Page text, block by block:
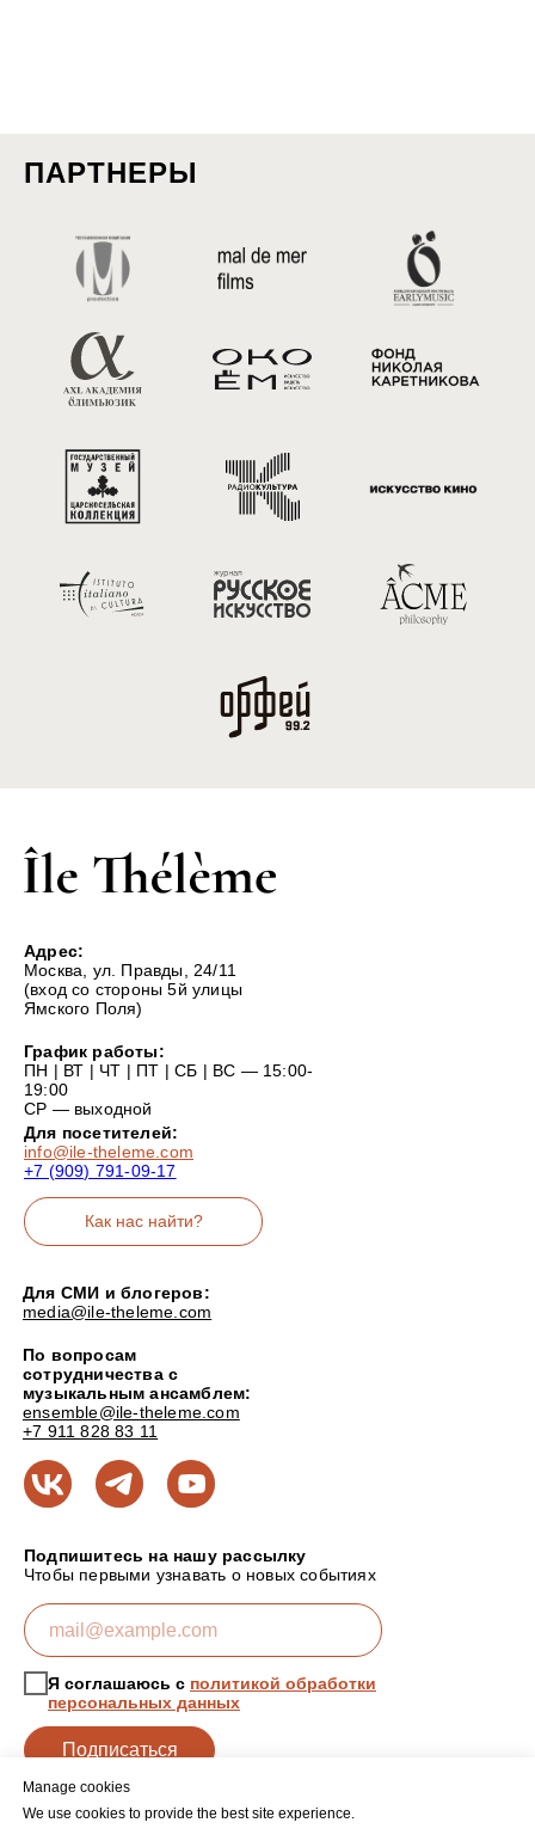
ПАРТНЕРЫ
Manage cookies
We use cookies to provide the best site experience.
Адрес:
Москва, ул. Правды, 24/11
(вход со стороны 5й улицы
Ямского Поля)
График работы:
ПН | ВТ | ЧТ | ПТ | СБ | ВС — 15:00-
19:00
СР — выходной
Для посетителей:
info@ile-theleme.com
+7 (909) 791-09-17
Для СМИ и блогеров:
media@ile-theleme.com
Подпишитесь на нашу рассылку
Чтобы первыми узнавать о новых событиях
По вопросам
сотрудничества с
музыкальным ансамблем:
ensemble@ile-theleme.com
+7 911 828 83 11
Политика обработки персональных данных
Я соглашаюсь с политикой обработки
персональных данных
Подписаться
Как нас найти?